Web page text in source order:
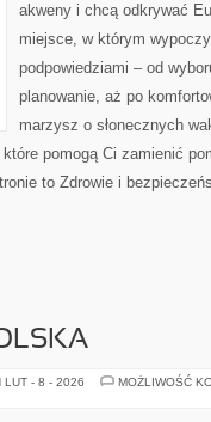
akweny i chcą odkrywać
miejsce, w którym
podpowiedziami – od
planowanie, aż po
marzysz o słonecznych
pomogą Ci zamienić
to Zdrowie i
LUT - 8 - 2026
MOŻLIWOŚĆ